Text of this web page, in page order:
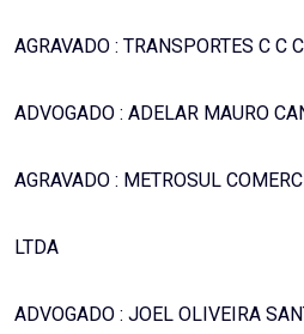
AGRAVADO : TRANSPORTES C C
ADVOGADO : ADELAR MAURO
AGRAVADO : METROSUL
LTDA
ADVOGADO : JOEL OLIVEIRA